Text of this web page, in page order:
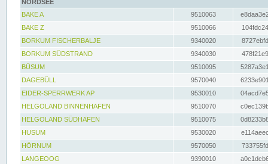
NORDSEE
BAKE A
9510063
BAKE Z
9510066
BORKUM FISCHERBALJE
9340020
BORKUM SÜDSTRAND
9340030
BÜSUM
9510095
DAGEBÜLL
9570040
EIDER-SPERRWERK AP
9530010
HELGOLAND BINNENHAFEN
9510070
HELGOLAND SÜDHAFEN
9510075
HUSUM
9530020
HÖRNUM
9570050
LANGEOOG
9390010